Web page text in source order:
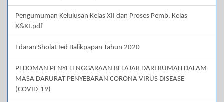
Pengumuman Kelulusan Kelas XII dan Proses Pemb. Kelas
X&XI.pdf
Edaran Sholat Ied Balikpapan Tahun 2020
PEDOMAN PENYELENGGARAAN BELAJAR DARI RUMAH DALAM
MASA DARURAT PENYEBARAN CORONA VIRUS DISEASE
(COVID-19)